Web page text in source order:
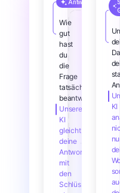
Wie
gut
hast
du
die
Frage
tatsächlich
beantwortet?
Unsere
KI
gleicht
deine
Antwort
mit
den
Schlüsselpunkten
KI